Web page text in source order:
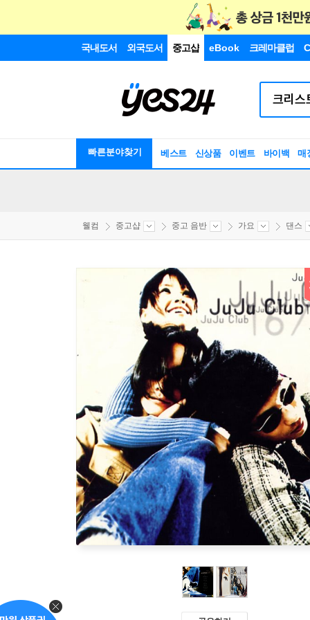
국내도서 외국도서 중고샵 eBook 크레마클럽
빠른분야찾기 베스트 신상품 이벤트 바이백 매
웰컴 중고샵 중고 음반 가요 댄스